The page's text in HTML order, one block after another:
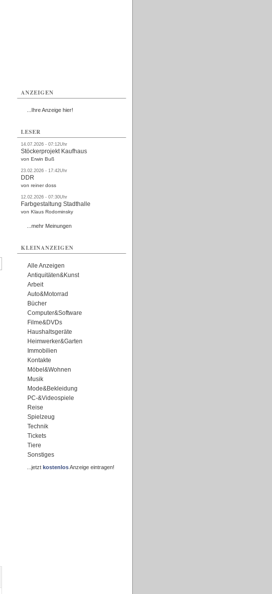
ANZEIGEN
...Ihre Anzeige hier!
LESER
14.07.2026 - 07:12Uhr
Stöckerprojekt Kaufhaus
von Erwin Buß
23.02.2026 - 17:42Uhr
DDR
von reiner doss
12.02.2026 - 07:30Uhr
Farbgestaltung Stadthalle
von Klaus Rodominsky
...mehr Meinungen
KLEINANZEIGEN
Alle Anzeigen
Antiquitäten&Kunst
Arbeit
Auto&Motorrad
Bücher
Computer&Software
Filme&DVDs
Haushaltsgeräte
Heimwerker&Garten
Immobilien
Kontakte
Möbel&Wohnen
Musik
Mode&Bekleidung
PC-&Videospiele
Reise
Spielzeug
Technik
Tickets
Tiere
Sonstiges
...jetzt kostenlosAnzeige eintragen!